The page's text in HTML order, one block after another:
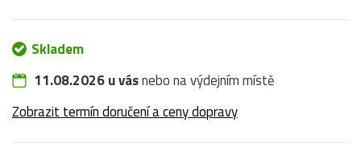
Skladem
11.08.2026 u vásnebo na výdejním místě
Zobrazit termín doručení a ceny dopravy